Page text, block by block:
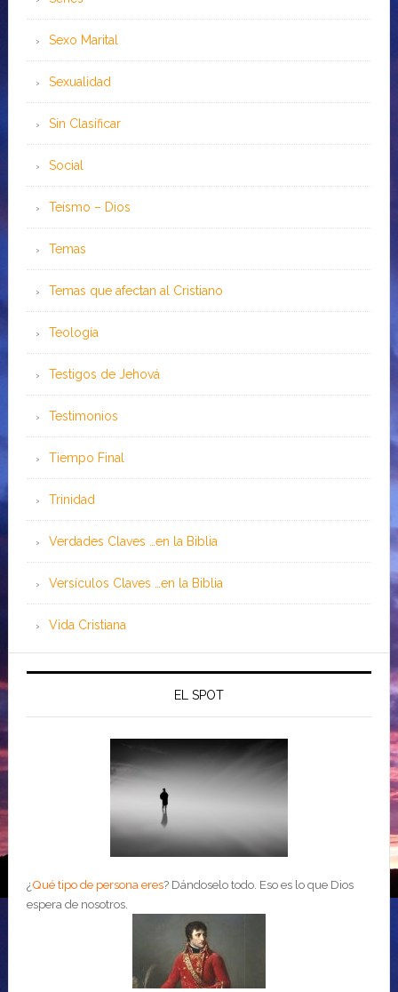
Sexo Marital
Sexualidad
Sin Clasificar
Social
Teísmo – Dios
Temas
Temas que afectan al Cristiano
Teología
Testigos de Jehová
Testimonios
Tiempo Final
Trinidad
Verdades Claves …en la Biblia
Versículos Claves …en la Biblia
Vida Cristiana
EL SPOT
¿Qué tipo de persona eres? Dándoselo todo. Eso es lo que Dios
espera de nosotros.